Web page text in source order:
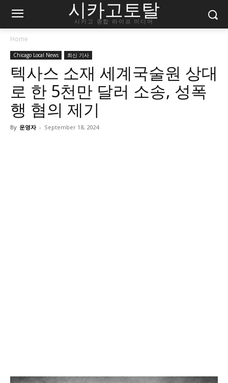
시카고토탈
시카고 종합 라이프 미디어
Home
Chicago Local News 최신 기사
텍사스 소재 세계국술원 상대
로 한 5천만 달러 소송, 성폭
행 혐의 제기
By 운영자 - September 18, 2024